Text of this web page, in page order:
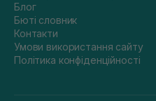
Блог
Бюті словник
Контакти
Умови використання сайту
Політика конфіденційності